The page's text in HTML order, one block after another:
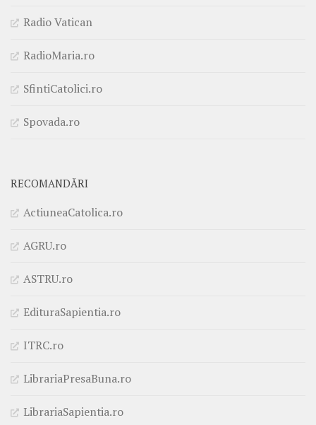
Radio Vatican
RadioMaria.ro
SfintiCatolici.ro
Spovada.ro
RECOMANDĂRI
ActiuneaCatolica.ro
AGRU.ro
ASTRU.ro
EdituraSapientia.ro
ITRC.ro
LibrariaPresaBuna.ro
LibrariaSapientia.ro